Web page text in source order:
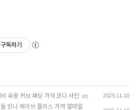
구독하기
유광 커브 패딩 가격 코디 사진
(0) 2025.11.10
민니 레이브 플리스 가격 얼마일